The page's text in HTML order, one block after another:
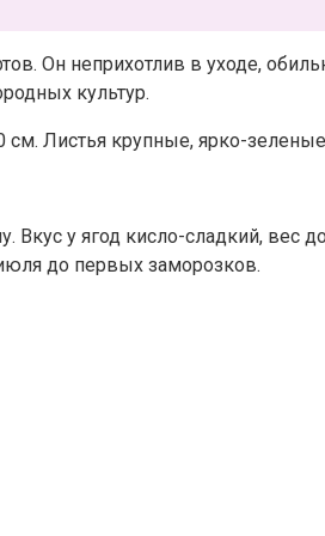
Он неприхотлив в уходе,
культур.
Листья крупные, ярко-
у ягод кисло-сладкий, вес
до первых заморозков.